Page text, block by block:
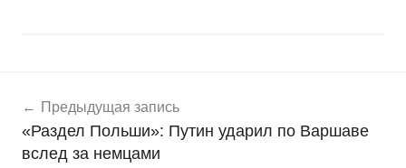
о
в
о
по
записям
Предыдущая запись
«Раздел Польши»: Путин ударил по Варшаве
вслед за немцами